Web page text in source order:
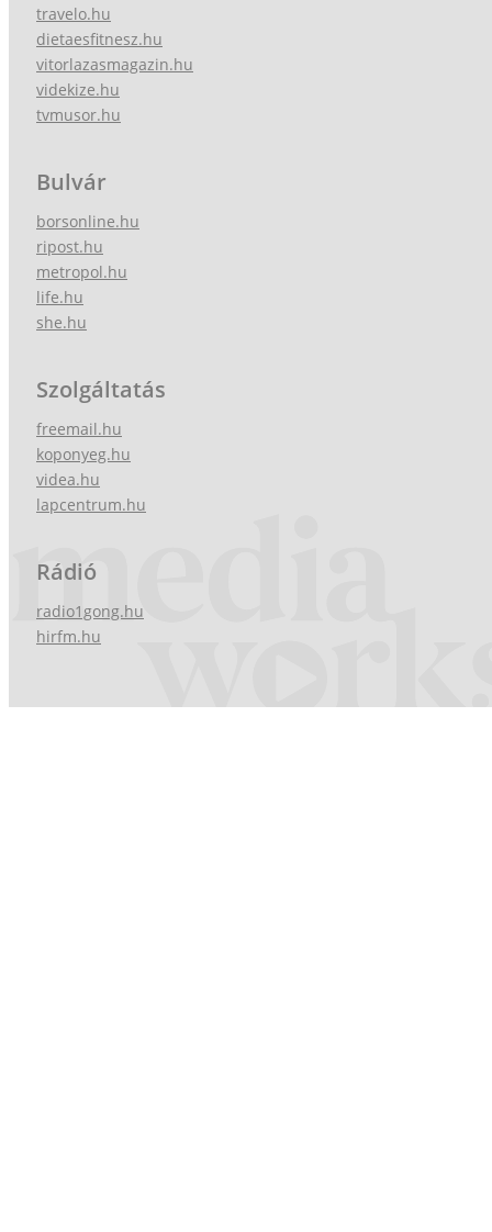
travelo.hu
dietaesfitnesz.hu
vitorlazasmagazin.hu
videkize.hu
tvmusor.hu
Bulvár
borsonline.hu
ripost.hu
metropol.hu
life.hu
she.hu
Szolgáltatás
freemail.hu
koponyeg.hu
videa.hu
lapcentrum.hu
Rádió
radio1gong.hu
hirfm.hu